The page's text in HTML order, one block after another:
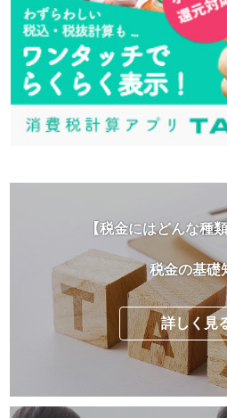
【税金にはどんな種
税金の基礎
詳しく見